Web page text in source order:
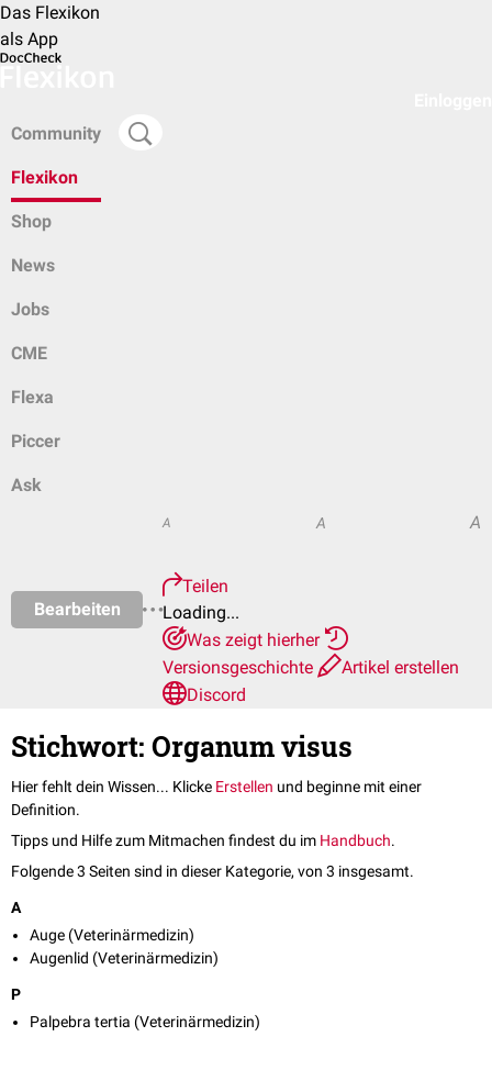
Das Flexikon
als App
Community
Flexikon
Shop
News
Jobs
CME
Flexa
Piccer
Ask
Bearbeiten
A A A
Teilen
Loading...
Was zeigt hierher
Versionsgeschichte
Artikel erstellen
Discord
Stichwort: Organum visus
Hier fehlt dein Wissen... Klicke Erstellen und beginne mit einer
Definition.
Tipps und Hilfe zum Mitmachen findest du im Handbuch.
Folgende 3 Seiten sind in dieser Kategorie, von 3 insgesamt.
A
Auge (Veterinärmedizin)
Augenlid (Veterinärmedizin)
P
Palpebra tertia (Veterinärmedizin)